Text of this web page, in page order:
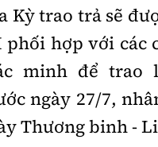
Kỳ trao trả sẽ
phối hợp với các
minh để trao
ngày 27/7,
Thương binh -